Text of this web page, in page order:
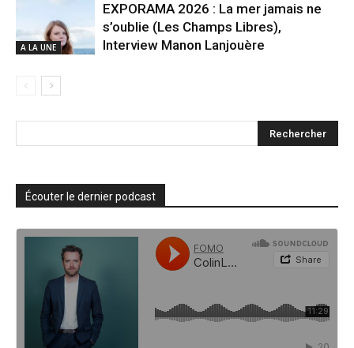
A LA UNE
EXPORAMA 2026 : La mer jamais ne
s’oublie (Les Champs Libres),
Interview Manon Lanjouère
Écouter le dernier podcast